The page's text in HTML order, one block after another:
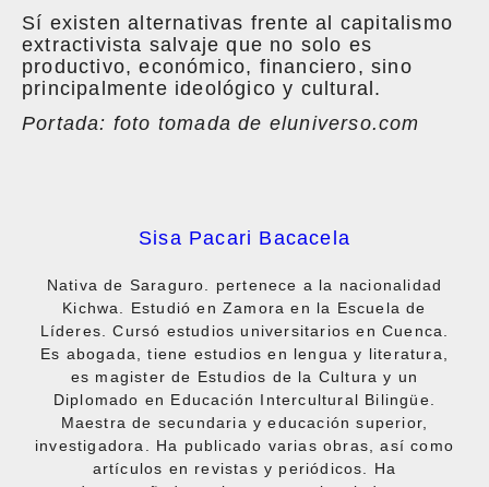
Sí existen alternativas frente al capitalismo
extractivista salvaje que no solo es
productivo, económico, financiero, sino
principalmente ideológico y cultural.
Portada: foto tomada de eluniverso.com
Sisa Pacari Bacacela
Nativa de Saraguro. pertenece a la nacionalidad
Kichwa. Estudió en Zamora en la Escuela de
Líderes. Cursó estudios universitarios en Cuenca.
Es abogada, tiene estudios en lengua y literatura,
es magister de Estudios de la Cultura y un
Diplomado en Educación Intercultural Bilingüe.
Maestra de secundaria y educación superior,
investigadora. Ha publicado varias obras, así como
artículos en revistas y periódicos. Ha